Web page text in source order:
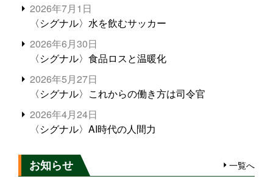
2026年7月1日
〈シグナル〉水を飲むサッカー
2026年6月30日
〈シグナル〉食品ロスと温暖化
2026年5月27日
〈シグナル〉これからの働き方は司令官
2026年4月24日
〈シグナル〉AI時代の人間力
お知らせ 一覧へ